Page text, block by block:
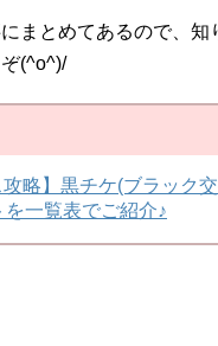
まとめてあるので、知
(^o^)/
攻略】黒チケ(ブラック
一覧表でご紹介♪